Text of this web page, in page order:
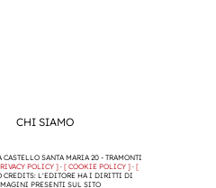
CHI SIAMO
CASTELLO SANTA MARIA 20 - TRAMONTI
POLICY ]· [ COOKIE POLICY ]· [
CREDITS: L'EDITORE HA I DIRITTI DI
PRESENTI SUL SITO